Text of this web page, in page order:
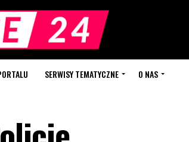
SERWISY TEMATYCZNE O NAS